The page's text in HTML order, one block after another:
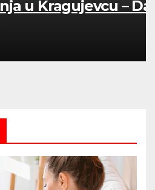
u Kragujevcu – Da